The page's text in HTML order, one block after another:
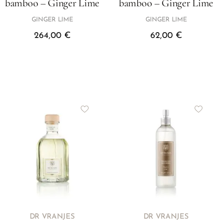
bamboo – Ginger Lime
GINGER LIME
264,00 €
bamboo – Ginger Lime
GINGER LIME
62,00 €
DR VRANJES DR VRANJES